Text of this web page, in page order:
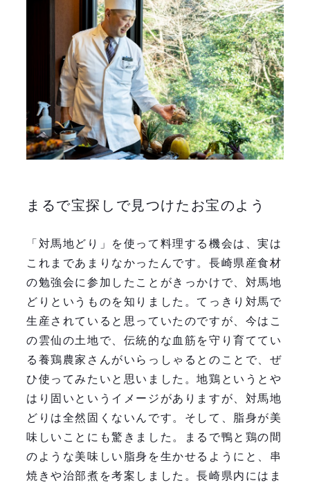
まるで宝探しで見つけたお宝のよう
「対馬地どり」を使って料理する機会は、実は
これまであまりなかったんです。長崎県産食材
の勉強会に参加したことがきっかけで、対馬地
どりというものを知りました。てっきり対馬で
生産されていると思っていたのですが、今はこ
の雲仙の土地で、伝統的な血筋を守り育ててい
る養鶏農家さんがいらっしゃるとのことで、ぜ
ひ使ってみたいと思いました。地鶏というとや
はり固いというイメージがありますが、対馬地
どりは全然固くないんです。そして、脂身が美
味しいことにも驚きました。まるで鴨と鶏の間
のような美味しい脂身を生かせるようにと、串
焼きや治部煮を考案しました。長崎県内にはま